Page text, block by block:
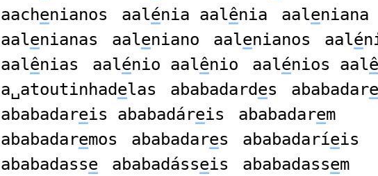
aachenianos aalénia aalênia aaleniana
aalenianas aaleniano aalenianos aalé
aalênias aalénio aalênio aalénios aalê
a␣atoutinhadelas ababadardes ababadare
ababadareis ababadáreis ababadarem
ababadaremos ababadares ababadaríeis
ababadasse ababadásseis ababadassem